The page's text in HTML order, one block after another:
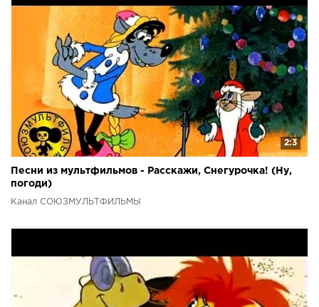
2:3
Песни из мультфильмов - Расскажи, Снегурочка! (Ну,
погоди)
Канал СОЮЗМУЛЬТФИЛЬМЫ